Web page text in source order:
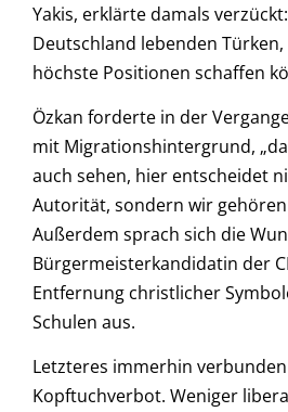
Yakis, erklärte damals
Deutschland lebenden Türken,
höchste Positionen schaffen
Özkan forderte in der
mit Migrationshintergrund,
auch sehen, hier entscheidet
Autorität, sondern wir gehören
Außerdem sprach sich die
Bürgermeisterkandidatin der
Entfernung christlicher
Schulen aus.
Letzteres immerhin
Kopftuchverbot. Weniger